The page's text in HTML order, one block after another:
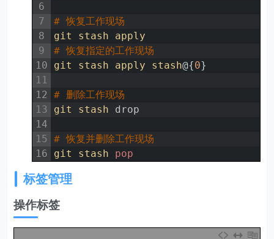
6
7
8
9
10
11
12
13
14
15
16
# 恢复工作现场
git
stash
apply
# 恢复指定的工作现场
git
stash apply stash@{0}
# 删除工作现场
git stash drop
# 恢复并删除工作现场
git stash pop
标签管理
操作标签